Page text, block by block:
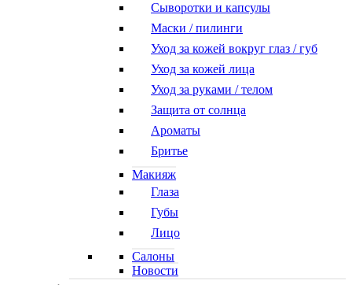
Сыворотки и капсулы
Маски / пилинги
Уход за кожей вокруг глаз / губ
Уход за кожей лица
Уход за руками / телом
Защита от солнца
Ароматы
Бритье
Макияж
Глаза
Губы
Лицо
Салоны
Новости